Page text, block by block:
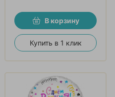
В корзину
Купить в 1 клик